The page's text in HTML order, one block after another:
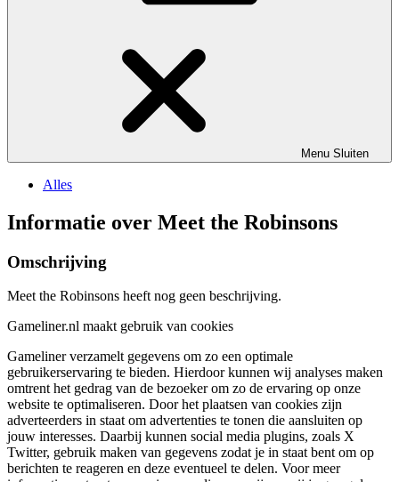
Menu Sluiten
Alles
Informatie over Meet the Robinsons
Omschrijving
Meet the Robinsons heeft nog geen beschrijving.
Gameliner.nl maakt gebruik van cookies
Gameliner verzamelt gegevens om zo een optimale
gebruikerservaring te bieden. Hierdoor kunnen wij analyses maken
omtrent het gedrag van de bezoeker om zo de ervaring op onze
website te optimaliseren. Door het plaatsen van cookies zijn
adverteerders in staat om advertenties te tonen die aansluiten op
jouw interesses. Daarbij kunnen social media plugins, zoals X
Twitter, gebruik maken van gegevens zodat je in staat bent om op
berichten te reageren en deze eventueel te delen. Voor meer